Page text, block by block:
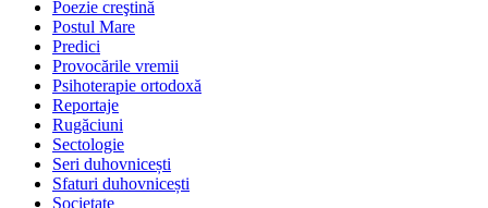
Poezie creştină
Postul Mare
Predici
Provocările vremii
Psihoterapie ortodoxă
Reportaje
Rugăciuni
Sectologie
Seri duhovnicești
Sfaturi duhovnicești
Societate